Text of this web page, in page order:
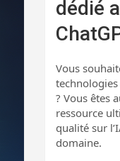
dédié
Vous
? Vous êtes
ressource
qualité sur
domaine.